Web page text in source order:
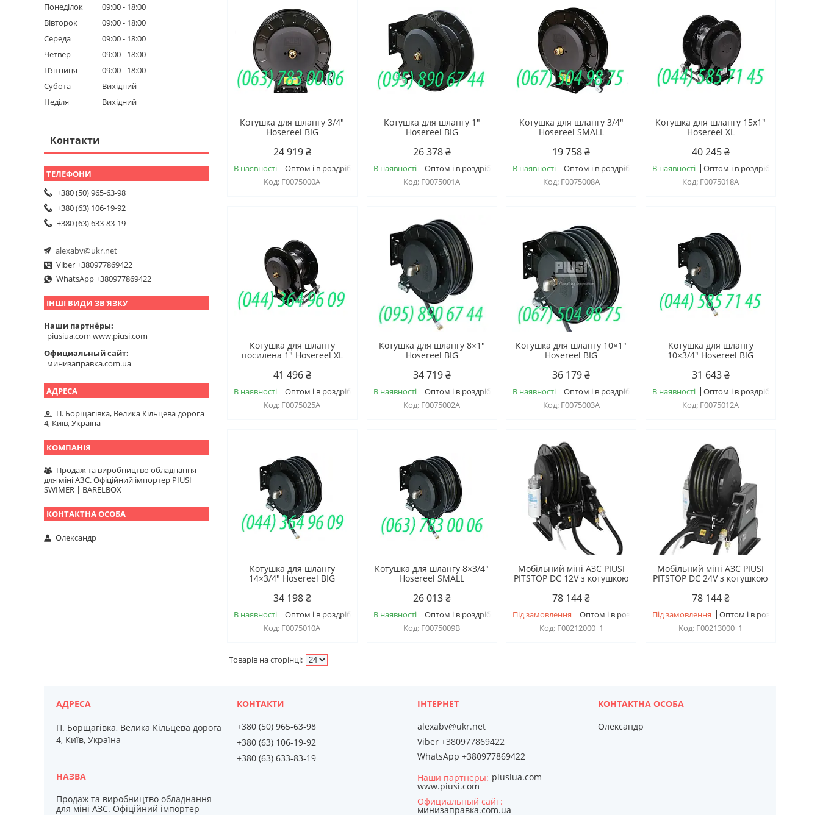
Котушка для шлангу 3/4"
Hosereel BIG
24 919 ₴
В наявності
Оптом і в роздріб
F0075000A
Котушка для шлангу 1"
Hosereel BIG
26 378 ₴
В наявності
Оптом і в роздріб
F0075001A
Котушка для шлангу 3/4"
Hosereel SMALL
19 758 ₴
В наявності
Оптом і в роздріб
F0075008A
Котушка для шлангу 15х1"
Hosereel XL
40 245 ₴
В наявності
Оптом і в роздріб
F0075018A
Котушка для шлангу
посилена 1" Hosereel XL
41 496 ₴
В наявності
Оптом і в роздріб
F0075025A
Котушка для шлангу 8×1"
Hosereel BIG
34 719 ₴
В наявності
Оптом і в роздріб
F0075002A
Котушка для шлангу 10×1"
Hosereel BIG
36 179 ₴
В наявності
Оптом і в роздріб
F0075003A
Котушка для шлангу
10×3/4" Hosereel BIG
31 643 ₴
В наявності
Оптом і в роздріб
F0075012A
Котушка для шлангу
14×3/4" Hosereel BIG
34 198 ₴
В наявності
Оптом і в роздріб
F0075010A
Котушка для шлангу 8×3/4"
Hosereel SMALL
26 013 ₴
В наявності
Оптом і в роздріб
F0075009B
Мобільний міні АЗС PIUSI
PITSTOP DC 12V з котушкою
78 144 ₴
Під замовлення
Оптом і в роздріб
F00212000_1
Мобільний міні АЗС PIUSI
PITSTOP DC 24V з котушкою
78 144 ₴
Під замовлення
Оптом і в роздріб
F00213000_1
Понеділок 09:00
18:00
Вівторок
09:00
18:00
Середа
09:00
18:00
Четвер
09:00
18:00
Пʼятниця
09:00
18:00
Субота
Вихідний
Неділя
Вихідний
Контакти
+380 (50) 965-63-98
+380 (63) 106-19-92
+380 (63) 633-83-19
alexabv@ukr.net
Viber +380977869422
WhatsApp +380977869422
ІНШІ ВИДИ ЗВ'ЯЗКУ
Наши партнёры
piusiua.com www.piusi.com
Официальный сайт
минизаправка.com.ua
П. Борщагівка, Велика Кільцева дорога
4, Київ, Україна
Продаж та виробництво обладнання
для міні АЗС. Офіційний імпортер PIUSI
SWIMER | BARELBOX
Олександр
П. Борщагівка, Велика Кільцева дорога
4, Київ, Україна
Продаж та виробництво обладнання
для міні АЗС. Офіційний імпортер
+380 (50) 965-63-98
+380 (63) 106-19-92
+380 (63) 633-83-19
alexabv@ukr.net
Viber +380977869422
WhatsApp +380977869422
Наши партнёры piusiua.com
www.piusi.com
Официальный сайт
минизаправка.com.ua
Олександр